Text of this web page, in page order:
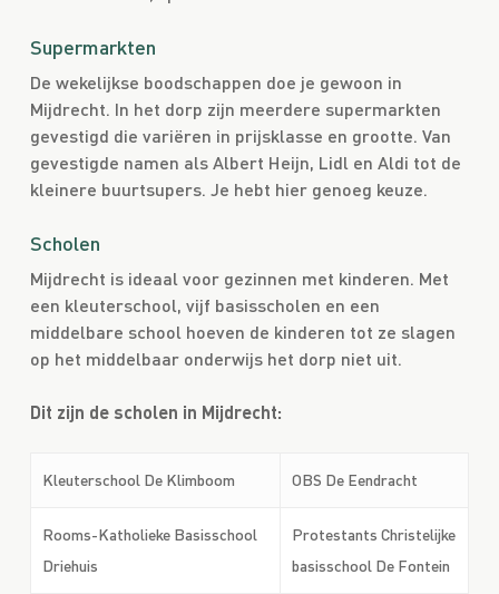
Supermarkten
De wekelijkse boodschappen doe je gewoon in
Mijdrecht. In het dorp zijn meerdere supermarkten
gevestigd die variëren in prijsklasse en grootte. Van
gevestigde namen als Albert Heijn, Lidl en Aldi tot de
kleinere buurtsupers. Je hebt hier genoeg keuze.
Scholen
Mijdrecht is ideaal voor gezinnen met kinderen. Met
een kleuterschool, vijf basisscholen en een
middelbare school hoeven de kinderen tot ze slagen
op het middelbaar onderwijs het dorp niet uit.
Dit zijn de scholen in Mijdrecht:
Kleuterschool De Klimboom OBS De Eendracht
Rooms-Katholieke Basisschool
Driehuis
Protestants Christelijke
basisschool De Fontein